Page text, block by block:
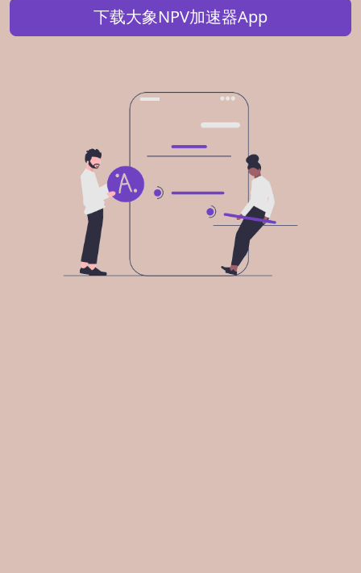
下载大象NPV加速器App